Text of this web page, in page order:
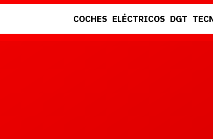
COCHES ELÉCTRICOS DGT